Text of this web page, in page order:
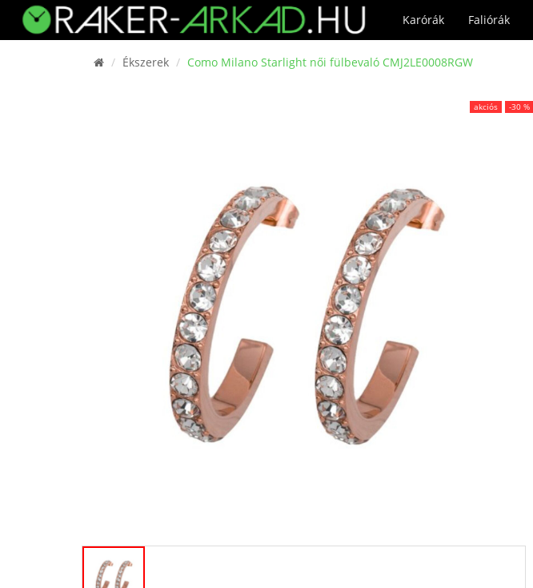
Karórák Faliórák
Ékszerek Como Milano Starlight női fülbevaló CMJ2LE0008RGW
akciós -30 %